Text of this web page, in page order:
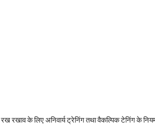
के लिए अनिवार्य ट्रेनिंग तथा वैकल्पिक टेनिंग के नियम